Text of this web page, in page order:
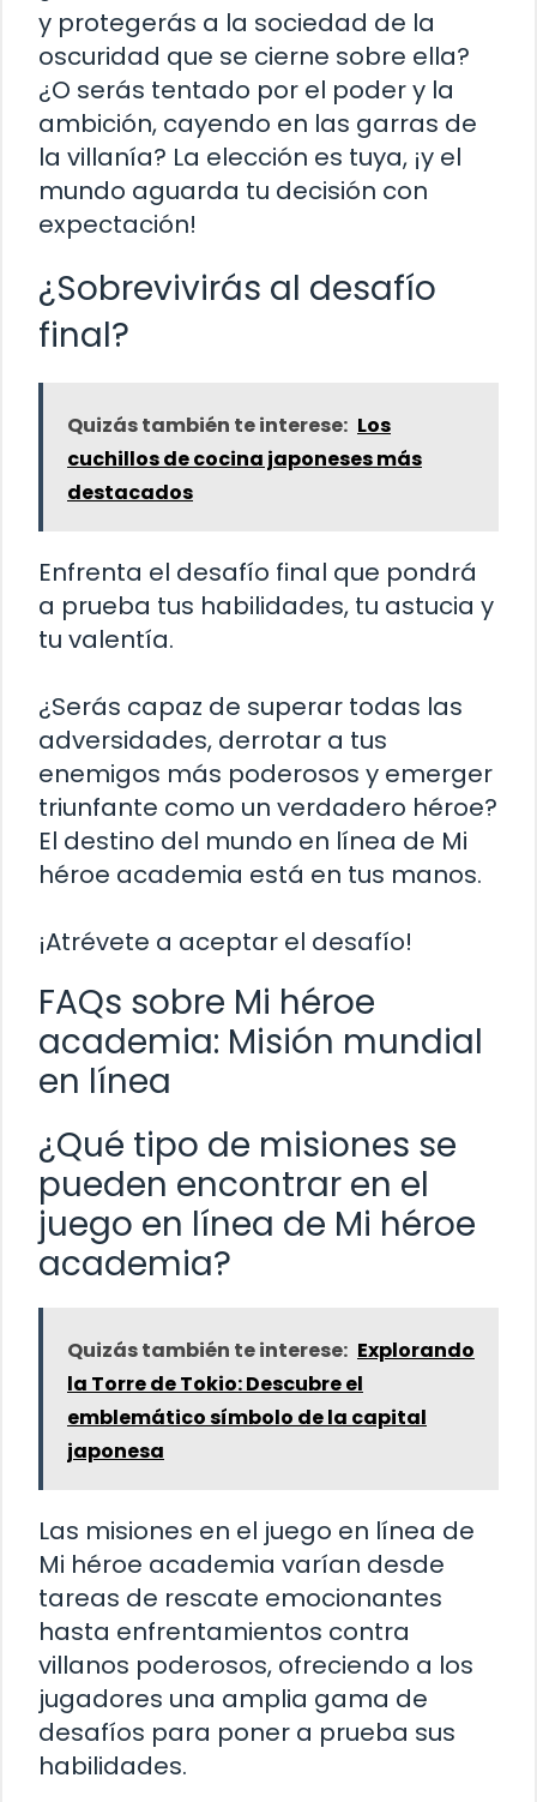
y protegerás a la sociedad de la
oscuridad que se cierne sobre ella?
¿O serás tentado por el poder y la
ambición, cayendo en las garras de
la villanía? La elección es tuya, ¡y el
mundo aguarda tu decisión con
expectación!
¿Sobrevivirás al desafío
final?
Quizás también te interese: Los
cuchillos de cocina japoneses más
destacados
Enfrenta el desafío final que pondrá
a prueba tus habilidades, tu astucia y
tu valentía.
¿Serás capaz de superar todas las
adversidades, derrotar a tus
enemigos más poderosos y emerger
triunfante como un verdadero héroe?
El destino del mundo en línea de Mi
héroe academia está en tus manos.
¡Atrévete a aceptar el desafío!
FAQs sobre Mi héroe
academia: Misión mundial
en línea
¿Qué tipo de misiones se
pueden encontrar en el
juego en línea de Mi héroe
academia?
Quizás también te interese: Explorando
la Torre de Tokio: Descubre el
emblemático símbolo de la capital
japonesa
Las misiones en el juego en línea de
Mi héroe academia varían desde
tareas de rescate emocionantes
hasta enfrentamientos contra
villanos poderosos, ofreciendo a los
jugadores una amplia gama de
desafíos para poner a prueba sus
habilidades.